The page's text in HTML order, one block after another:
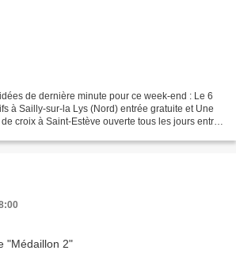
idées de dernière minute pour ce week-end : Le 6
à Sailly-sur-la Lys (Nord) entrée gratuite et Une
croix à Saint-Estève ouverte tous les jours entre